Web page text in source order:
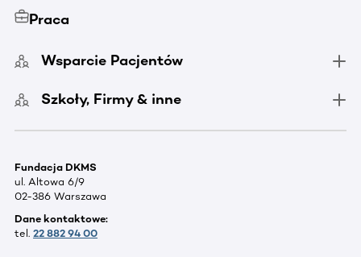
Praca
Wsparcie Pacjentów
Szkoły, Firmy & inne
Fundacja DKMS
ul. Altowa 6/9
02-386 Warszawa
Dane kontaktowe:
tel. 22 882 94 00